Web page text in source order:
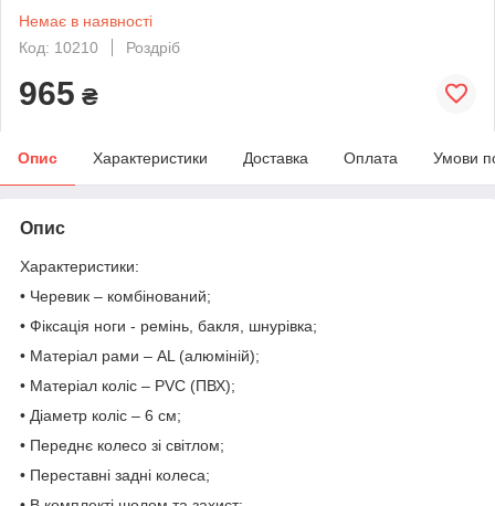
Немає в наявності
Код: 10210
Роздріб
965 ₴
Опис Характеристики Доставка Оплата Умови
Опис
Характеристики:
• Черевик – комбінований;
• Фіксація ноги - ремінь, бакля, шнурівка;
• Матеріал рами – AL (алюміній);
• Матеріал коліс – PVC (ПВХ);
• Діаметр коліс – 6 см;
• Переднє колесо зі світлом;
• Переставні задні колеса;